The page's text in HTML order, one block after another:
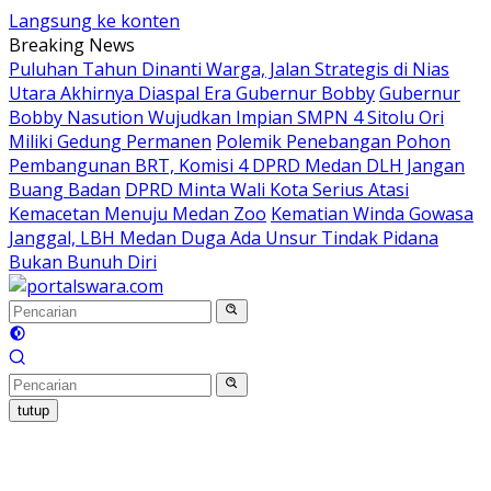
Langsung ke konten
Breaking News
Puluhan Tahun Dinanti Warga, Jalan Strategis di Nias
Utara Akhirnya Diaspal Era Gubernur BobbyGubernur
Bobby Nasution Wujudkan Impian SMPN 4 Sitolu Ori
Miliki Gedung Permanen Polemik Penebangan Pohon
Pembangunan BRT, Komisi 4 DPRD Medan DLH Jangan
Buang Badan DPRD Minta Wali Kota Serius Atasi
Kemacetan Menuju Medan Zoo Kematian Winda Gowasa
Janggal, LBH Medan Duga Ada Unsur Tindak Pidana
Bukan Bunuh Diri
tutup